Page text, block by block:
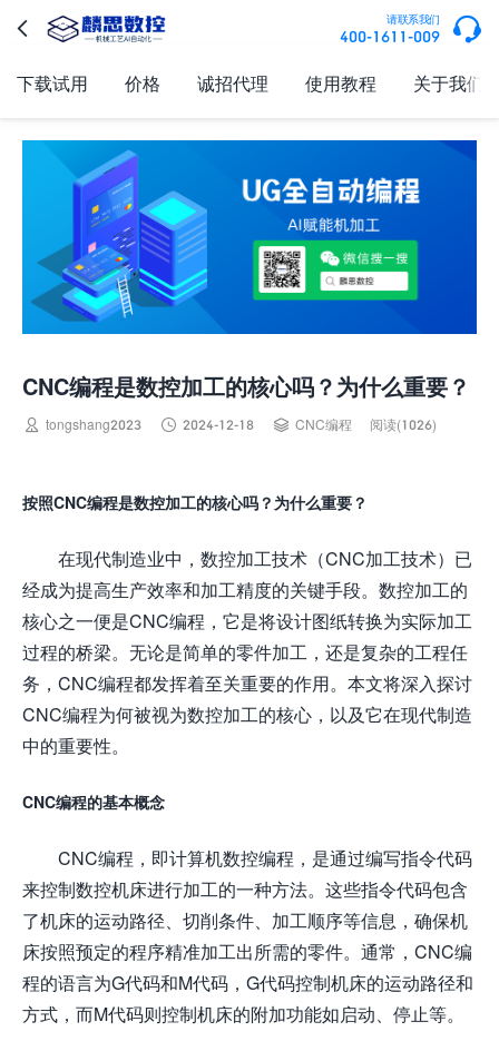
 请联系我们
400-1611-009 
下载试用 价格 诚招代理 使用教程 关于我们
CNC编程是数控加工的核心吗？为什么重要？
 tongshang2023  2024-12-18  CNC编程 阅读(1026)
按照CNC编程是数控加工的核心吗？为什么重要？
在现代制造业中，数控加工技术（CNC加工技术）已
经成为提高生产效率和加工精度的关键手段。数控加工的
核心之一便是CNC编程，它是将设计图纸转换为实际加工
过程的桥梁。无论是简单的零件加工，还是复杂的工程任
务，CNC编程都发挥着至关重要的作用。本文将深入探讨
CNC编程为何被视为数控加工的核心，以及它在现代制造
中的重要性。
CNC编程的基本概念
CNC编程，即计算机数控编程，是通过编写指令代码
来控制数控机床进行加工的一种方法。这些指令代码包含
了机床的运动路径、切削条件、加工顺序等信息，确保机
床按照预定的程序精准加工出所需的零件。通常，CNC编
程的语言为G代码和M代码，G代码控制机床的运动路径和
方式，而M代码则控制机床的附加功能如启动、停止等。